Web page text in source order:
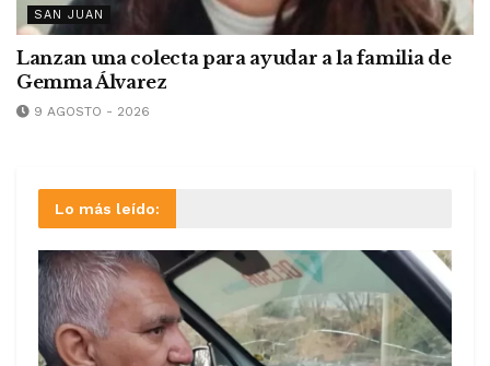
SAN JUAN
Lanzan una colecta para ayudar a la familia de
Gemma Álvarez
9 AGOSTO - 2026
Lo más leído: